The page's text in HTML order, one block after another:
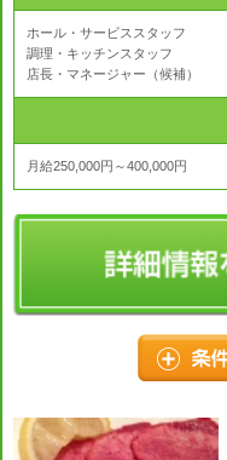
ホール・サービススタッフ
調理・キッチンスタッフ
店長・マネージャー（候補）
月給250,000円～400,000円